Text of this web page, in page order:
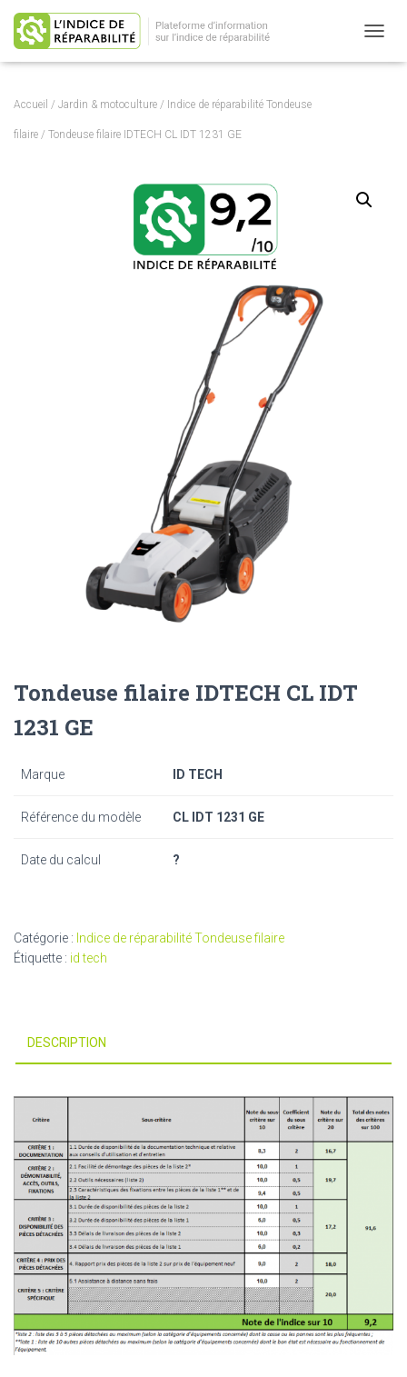
Accueil / Jardin & motoculture / Indice de réparabilité Tondeuse
filaire / Tondeuse filaire IDTECH CL IDT 1231 GE
Tondeuse filaire IDTECH CL IDT
1231 GE
Marque ID TECH
Référence du modèle CL IDT 1231 GE
Date du calcul ?
Catégorie : Indice de réparabilité Tondeuse filaire
Étiquette : id tech
DESCRIPTION